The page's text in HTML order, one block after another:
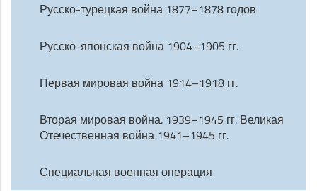
Русско-турецкая война 1877–1878 годов
Русско-японская война 1904–1905 гг.
Первая мировая война 1914–1918 гг.
Вторая мировая война. 1939–1945 гг. Великая
Отечественная война 1941–1945 гг.
Специальная военная операция